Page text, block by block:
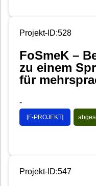
Projekt-ID:528
FoSmeK –
zu einem
für
-
[F-PROJEKT]
Projekt-ID:547